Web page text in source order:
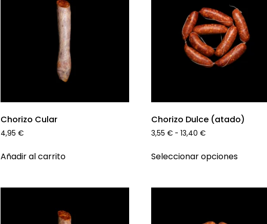
Chorizo Cular
4,95 €
Añadir al carrito
Chorizo Dulce (atado)
3,55€ - 13,40€
Seleccionar opciones